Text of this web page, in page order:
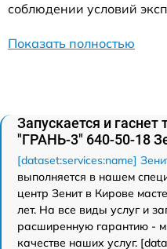
соблюдении условий
Показать полностью
Запускается и гаснет
"ГРАНЬ-3" 640-50-18
[dataset:services:name]
выполняется в нашем
центр Зенит в Кирове
лет. На все виды услуг и
расширенную гарантию -
качестве наших услуг.